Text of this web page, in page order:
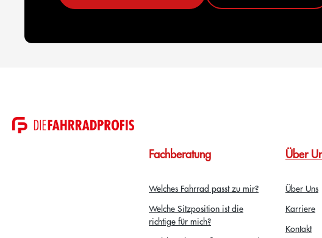
Fachberatung
Welches Fahrrad passt zu mir?
Welche Sitzposition ist die
richtige für mich?
Über
Über Uns
Karriere
Kontakt